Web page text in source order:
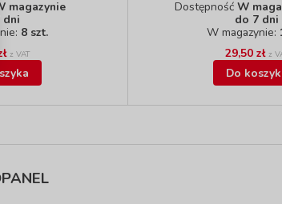
magazynie
dni
8 szt.
z VAT
Dostępność W
do 7 dni
W magazynie:
29,50 zł z
Do